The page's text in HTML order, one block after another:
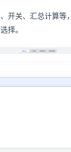
开关、汇总计算等
择。